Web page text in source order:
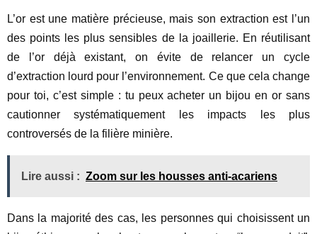
L’or est une matière précieuse, mais son extraction est l’un
des points les plus sensibles de la joaillerie. En réutilisant
de l’or déjà existant, on évite de relancer un cycle
d’extraction lourd pour l’environnement. Ce que cela change
pour toi, c’est simple : tu peux acheter un bijou en or sans
cautionner systématiquement les impacts les plus
controversés de la filière minière.
Lire aussi : Zoom sur les housses anti-acariens
Dans la majorité des cas, les personnes qui choisissent un